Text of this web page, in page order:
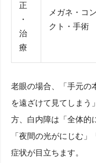
正
・
治
療
メガネ・コ
クト・手術
老眼の場合、「手元の
を遠ざけて見てしまう
方、白内障は「全体的
「夜間の光がにじむ
症状が目立ちます。